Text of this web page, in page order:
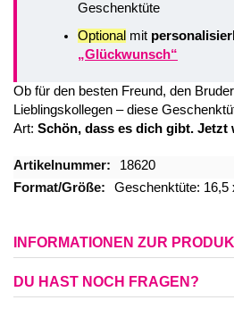
Geschenktüte
Optional mit
„Glückwunsch“
Ob für den besten Freund, den
Lieblingskollegen – diese
Art: Schön, dass es dich gibt. Jetzt
Mehr
Informationen
18620
Geschenktüte: 16,5
INFORMATIONEN ZUR
DU HAST NOCH FRAGEN?